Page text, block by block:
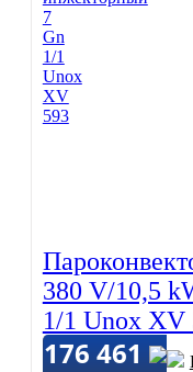
380 V/10,5
1/1 Unox XV
176 461